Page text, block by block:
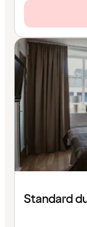
Standard